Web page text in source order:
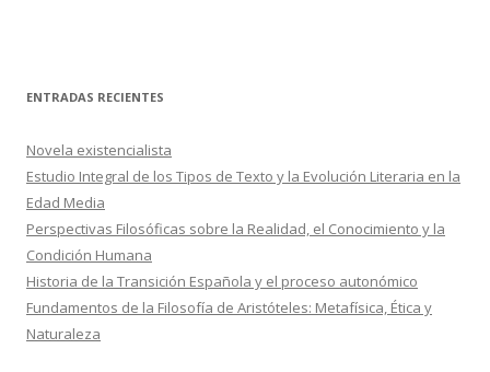
ENTRADAS RECIENTES
Novela existencialista
Estudio Integral de los Tipos de Texto y la Evolución Literaria en la
Edad Media
Perspectivas Filosóficas sobre la Realidad, el Conocimiento y la
Condición Humana
Historia de la Transición Española y el proceso autonómico
Fundamentos de la Filosofía de Aristóteles: Metafísica, Ética y
Naturaleza